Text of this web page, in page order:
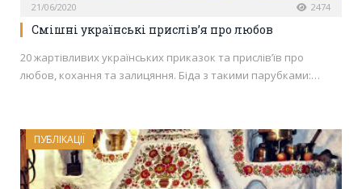
21/06/2020 2474
Смішні українські прислів’я про любов
20 жартівливих українських приказок та прислів’їв про
любов, кохання та залицяння. Біда з такими парубками:…
ПУБЛІКАЦІЇ